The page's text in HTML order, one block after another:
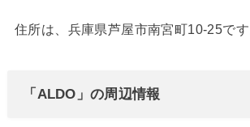
住所は、兵庫県芦屋市南宮町10-25です
「ALDO」の周辺情報